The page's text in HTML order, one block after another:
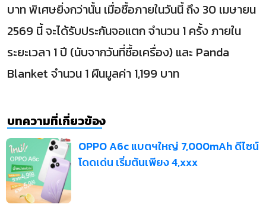
บาท พิเศษยิ่งกว่านั้น เมื่อซื้อภายในวันนี้ ถึง 30 เมษายน
2569 นี้ จะได้รับประกันจอแตก จํานวน 1 ครั้ง ภายใน
ระยะเวลา 1 ปี (นับจากวันที่ซื้อเครื่อง) และ Panda
Blanket จำนวน 1 ผืนมูลค่า 1,199 บาท
บทความที่เกี่ยวข้อง
OPPO A6c แบตฯใหญ่ 7,000mAh ดีไซน์
โดดเด่น เริ่มต้นเพียง 4,xxx